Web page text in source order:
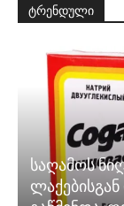
ტრენდული
საღამოს